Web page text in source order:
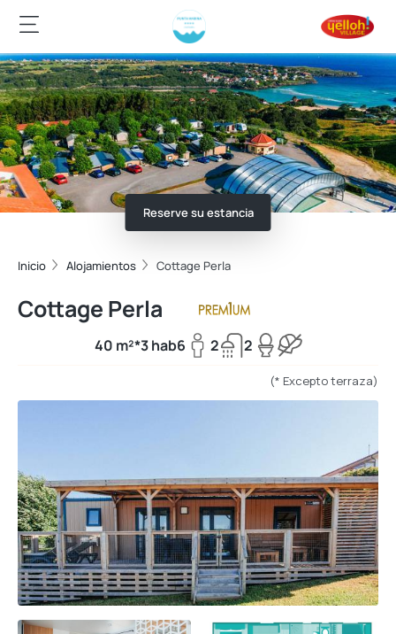
Reserve su estancia
Inicio Alojamientos Cottage Perla
Cottage Perla
40 m²*3 hab6 2 2
(* Excepto terraza)